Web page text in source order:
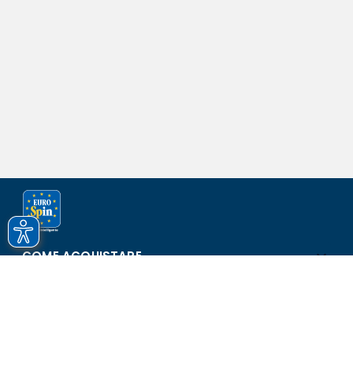
COME ACQUISTARE